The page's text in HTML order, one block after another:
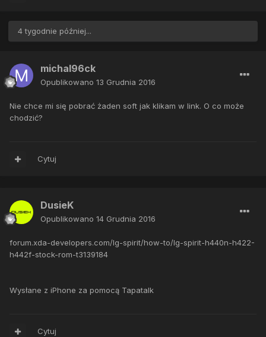
4 tygodnie później...
michal96ck
Opublikowano 13 Grudnia 2016
Nie chce mi się pobrać żaden soft jak klikam w link. O co może
chodzić?
Cytuj
DusieK
Opublikowano 14 Grudnia 2016
forum.xda-developers.com/lg-spirit/how-to/lg-spirit-h440n-h422-
h442f-stock-rom-t3139184
Wysłane z iPhone za pomocą Tapatalk
Cytuj